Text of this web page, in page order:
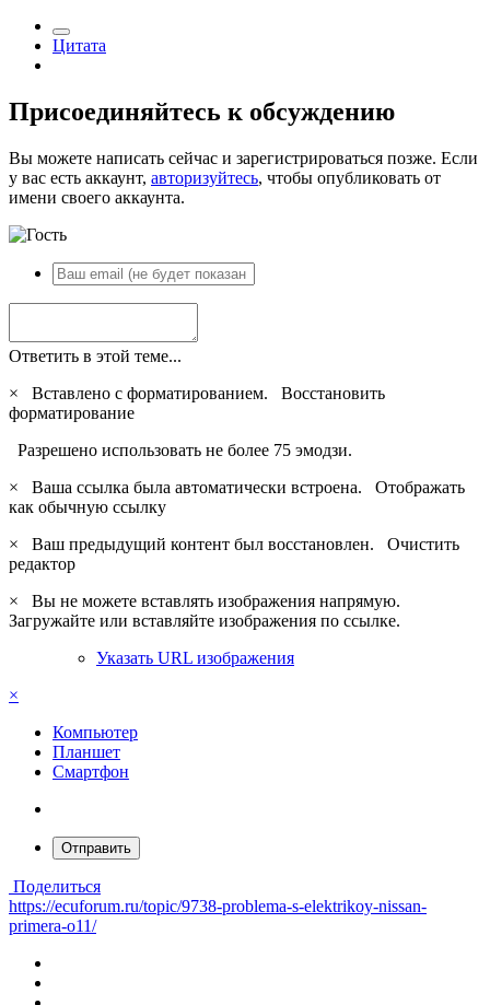
Цитата
Присоединяйтесь к обсуждению
Вы можете написать сейчас и зарегистрироваться позже. Если
у вас есть аккаунт, авторизуйтесь, чтобы опубликовать от
имени своего аккаунта.
Ответить в этой теме...
×
Вставлено с форматированием. Восстановить
форматирование
Разрешено использовать не более 75 эмодзи.
×
Ваша ссылка была автоматически встроена. Отображать
как обычную ссылку
×
Ваш предыдущий контент был восстановлен. Очистить
редактор
×
Вы не можете вставлять изображения напрямую.
Загружайте или вставляйте изображения по ссылке.
Указать URL изображения
×
Компьютер
Планшет
Смартфон
Отправить
Поделиться
https://ecuforum.ru/topic/9738-problema-s-elektrikoy-nissan-
primera-o11/